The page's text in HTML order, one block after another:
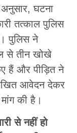
घटना
तत्काल पुलिस
पुलिस ने
से तीन खोखे
हैं और पीड़ित ने
आवेदन देकर
मांग की है।
से नहीं हो